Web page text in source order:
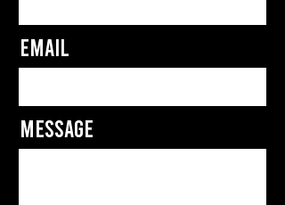
Email
Message